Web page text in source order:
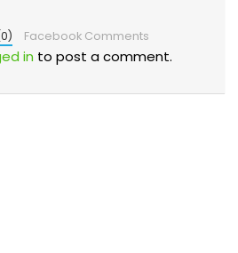
Facebook Comments
in to post a comment.